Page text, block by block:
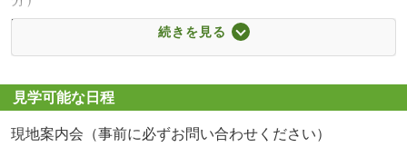
※バス停を降りた目の前に店舗がございます。
お車でお越しのお客様は、「緑ヶ丘病院」前を北に直進し
名神高速道路の手前・左手にございます。
大きな「CASA」の看板が目印です♪
■【中学校】高槻市立芝谷中学校（約1640m・徒歩21分）
■【幼稚園・保育園】認定こども園日吉幼稚園（約732m・
■【スーパー】万代高槻インター店（約726m・徒歩10分）
■【ショッピングセンター】ミリオンタウン（約727m・徒
歩10分）
続きを見る
見学可能な日程
現地案内会（事前に必ずお問い合わせください）